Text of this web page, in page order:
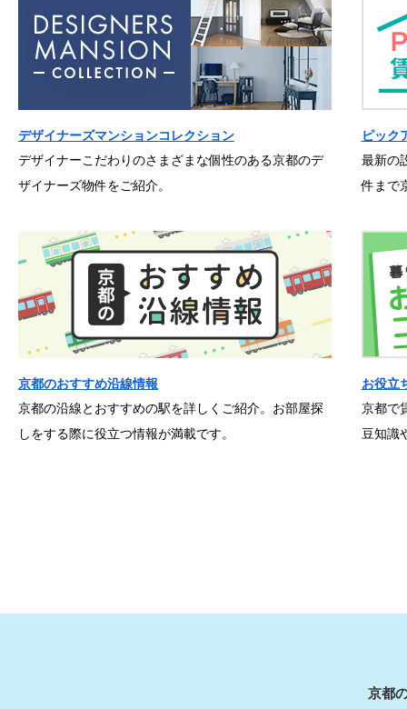
デザイナーズマンションコレクション
デザイナーこだわりのさまざまな個性のある京都のデ
ザイナーズ物件をご紹介。
ピック
最新の
件まで
京都のおすすめ沿線情報
京都の沿線とおすすめの駅を詳しくご紹介。お部屋探
しをする際に役立つ情報が満載です。
お役立
京都で
豆知識
京都